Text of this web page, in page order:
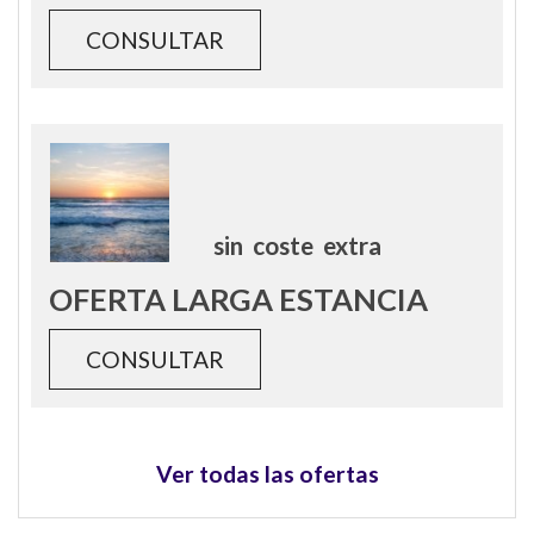
CONSULTAR
sin coste extra
OFERTA LARGA ESTANCIA
CONSULTAR
Ver todas las ofertas